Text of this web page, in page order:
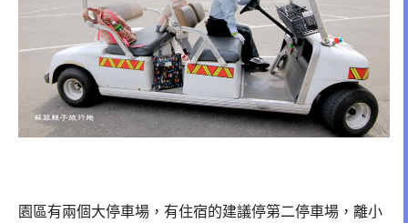
園區有兩個大停車場，有住宿的建議停第二停車場，離小